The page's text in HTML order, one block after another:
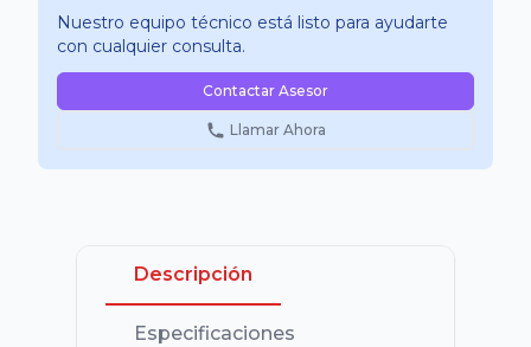
Nuestro equipo técnico está listo para ayudarte
con cualquier consulta.
Contactar Asesor
Llamar Ahora
Descripción
Especificaciones